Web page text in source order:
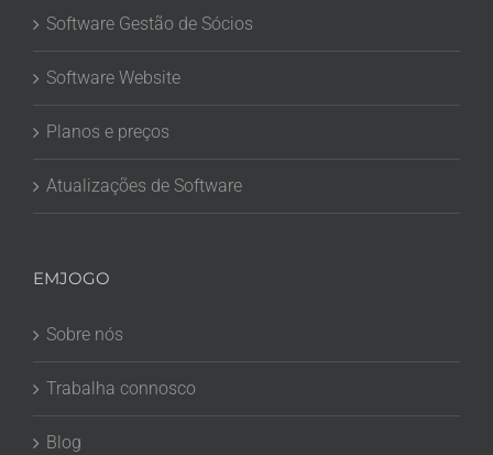
Software Gestão de Sócios
Software Website
Planos e preços
Atualizações de Software
EMJOGO
Sobre nós
Trabalha connosco
Blog